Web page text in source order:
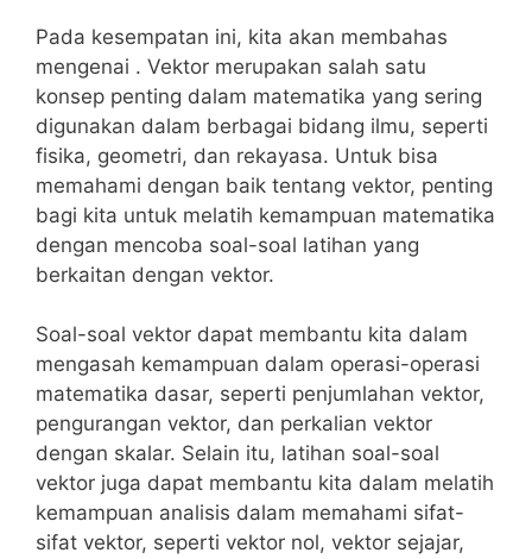
Pada kesempatan ini, kita ‍akan membahas
mengenai ⁢. Vektor merupakan⁣ salah satu
konsep penting dalam matematika yang sering
digunakan dalam berbagai ‍bidang ilmu, seperti
fisika, geometri,⁢ dan rekayasa. Untuk bisa
memahami dengan baik tentang vektor, penting⁣
bagi kita untuk melatih⁣ kemampuan matematika
dengan mencoba ‌soal-soal latihan yang
berkaitan dengan vektor.
Soal-soal vektor dapat membantu kita dalam
mengasah kemampuan ‍dalam operasi-operasi
matematika dasar, seperti ‌penjumlahan vektor,
pengurangan vektor, dan perkalian vektor
dengan skalar. Selain itu, latihan⁢ soal-soal​
vektor juga dapat⁣ membantu⁤ kita dalam melatih‌
kemampuan analisis dalam memahami sifat-
sifat⁣ vektor, seperti vektor⁢ nol, vektor sejajar,